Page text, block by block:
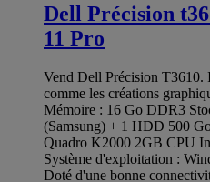
Dell Précision
11 Pro
Vend Dell Précision T3610.
comme les créations
Mémoire : 16 Go DDR3
(Samsung) + 1 HDD 500
Quadro K2000 2GB CPU
Système d'exploitation :
Doté d'une bonne